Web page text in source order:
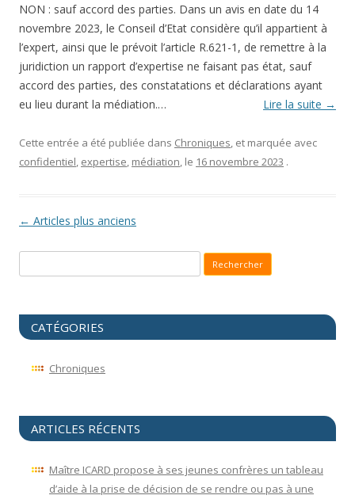
NON : sauf accord des parties. Dans un avis en date du 14
novembre 2023, le Conseil d’Etat considère qu’il appartient à
l’expert, ainsi que le prévoit l’article R.621-1, de remettre à la
juridiction un rapport d’expertise ne faisant pas état, sauf
accord des parties, des constatations et déclarations ayant
eu lieu durant la médiation.…
Lire la suite →
Cette entrée a été publiée dans Chroniques, et marquée avec
confidentiel, expertise, médiation, le 16 novembre 2023 .
Navigation des articles
← Articles plus anciens
CATÉGORIES
Chroniques
ARTICLES RÉCENTS
Maître ICARD propose à ses jeunes confrères un tableau
d’aide à la prise de décision de se rendre ou pas à une